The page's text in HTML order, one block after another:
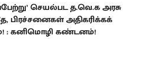
செயல்பட த.வெ.க அரசு
பிரச்சனைகள் அதிகரிக்கக்
: கனிமொழி கண்டனம்!